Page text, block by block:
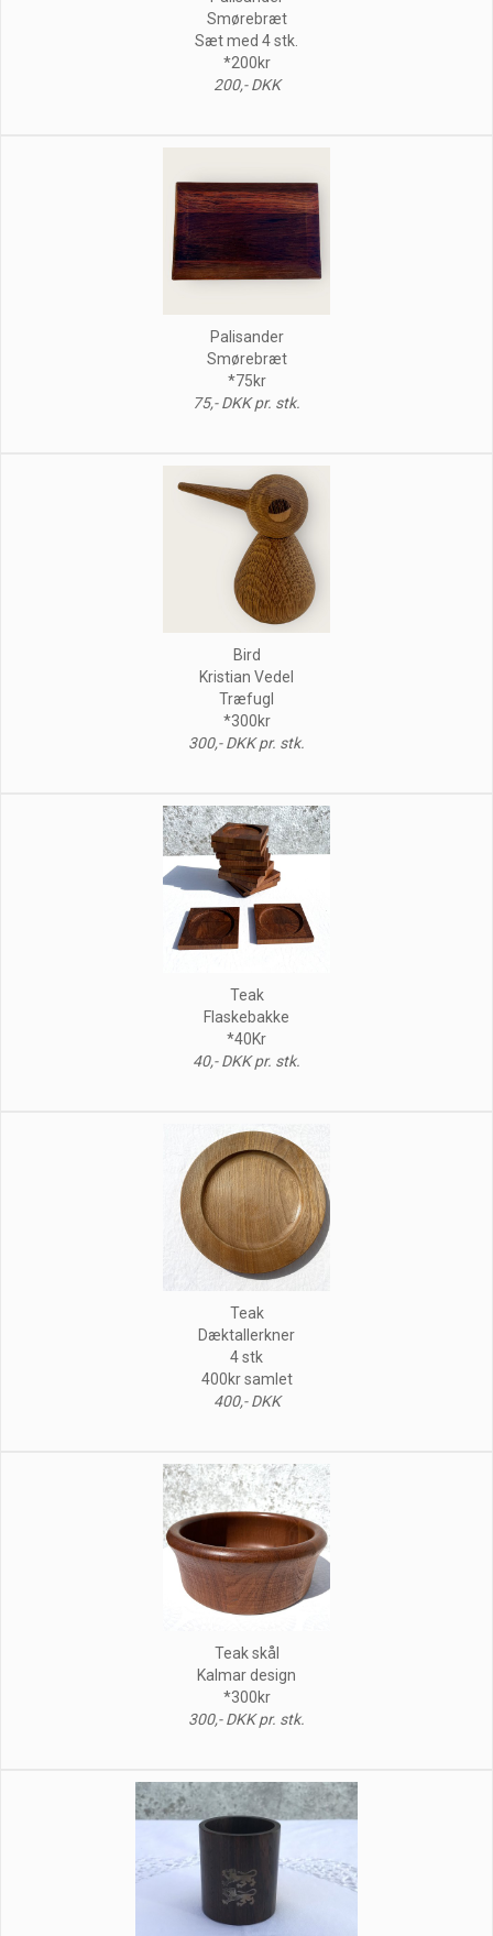
Smørebræt
Sæt med 4 stk.
*200kr
200,- DKK
Palisander
Smørebræt
*75kr
75,- DKK pr. stk.
Bird
Kristian Vedel
Træfugl
*300kr
300,- DKK pr. stk.
Teak
Flaskebakke
*40Kr
40,- DKK pr. stk.
Teak
Dæktallerkner
4 stk
400kr samlet
400,- DKK
Teak skål
Kalmar design
*300kr
300,- DKK pr. stk.